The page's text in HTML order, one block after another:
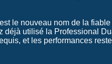
le nouveau nom de la
déjà utilisé la Professional
et les performances